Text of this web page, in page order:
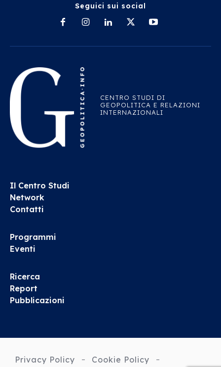
Seguici sui social
CENTRO STUDI DI
GEOPOLITICA E RELAZIONI
INTERNAZIONALI
Il Centro Studi
Network
Contatti
Programmi
Eventi
Ricerca
Report
Pubblicazioni
Privacy Policy
Cookie Policy